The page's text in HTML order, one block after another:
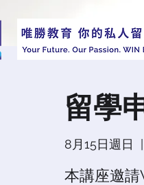
留學
8月15日週日
  |
本講座邀